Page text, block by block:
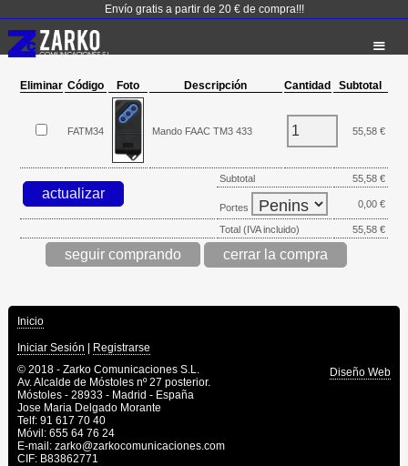
Envío gratis a partir de 20 € de compra!!!
Eliminar Código Foto Descripción Cantidad Subtotal
FATM34 Mando FAAC TM3 433 55,58 €
Subtotal 55,58 €
Portes 0,00 €
Total (IVA incluido) 55,58 €
seguir comprando
Inicio
Iniciar Sesión
Registrarse
© 2018 - Zarko Comunicaciones S.L.
Av. Alcalde de Móstoles nº 27 posterior.
Móstoles - 28933 - Madrid - España
Jose Maria Delgado Morante
Telf: 91 617 70 40
Móvil: 655 64 76 24
E-mail: zarko@zarkocomunicaciones.com
CIF: B83862771
Diseño Web